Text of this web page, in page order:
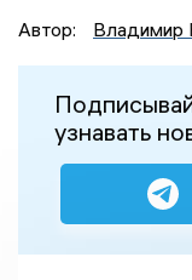
Автор:
Владимир
узнавать